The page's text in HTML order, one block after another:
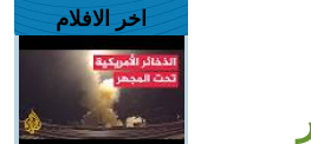
اخر الافلام